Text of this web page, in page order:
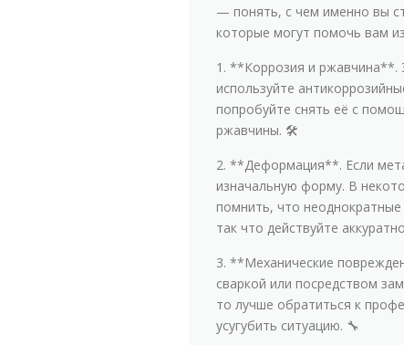
— понять, с чем именно вы
которые могут помочь вам
1. **Коррозия и ржавчина**.
используйте
попробуйте снять её с
ржавчины. 🛠️
2. **Деформация**. Если
изначальную форму. В
помнить, что неоднократные
так что действуйте
3. **Механические
сваркой или посредством
то лучше обратиться к
усугубить ситуацию. 🔧